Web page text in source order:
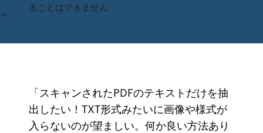
ることはできません
「スキャンされたPDFのテキストだけを抽
出したい！TXT形式みたいに画像や様式が
入らないのが望ましい。何か良い方法あり